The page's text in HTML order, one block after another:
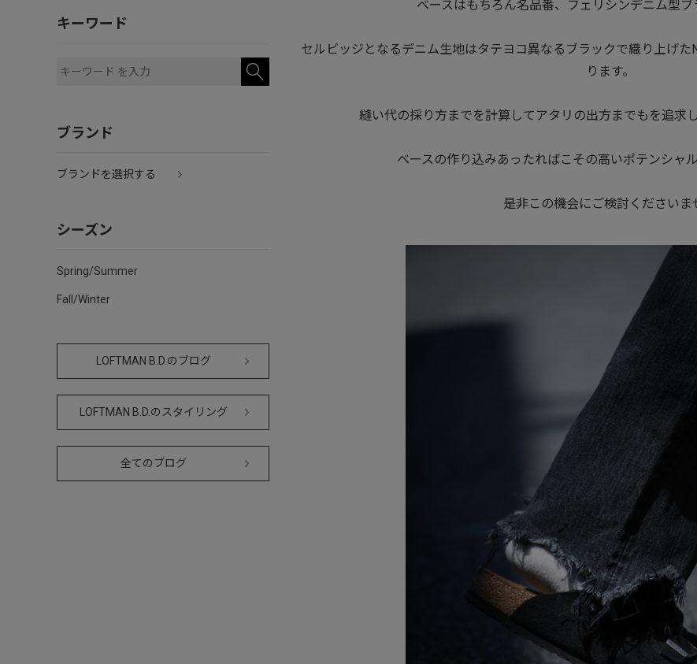
キーワード
ブランド
ブランドを選択する
シーズン
Spring/Summer
Fall/Winter
LOFTMAN B.D.のブログ
LOFTMAN B.D.のスタイリング
全てのブログ
ベースはもちろん名品番、フェリシンデニム型ブ
セルビッジとなるデニム生地はタテヨコ異なるブラックで織り上げた
ります。
縫い代の採り方までを計算してアタリの出方までもを追求
ベースの作り込みあったればこその高いポテンシャ
是非この機会にご検討くださいま